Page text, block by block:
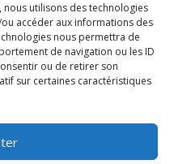
utilisons des technologies
accéder aux informations des
nous permettra de
de navigation ou les ID
ou de retirer son
sur certaines caractéristiques
de
films,
billets